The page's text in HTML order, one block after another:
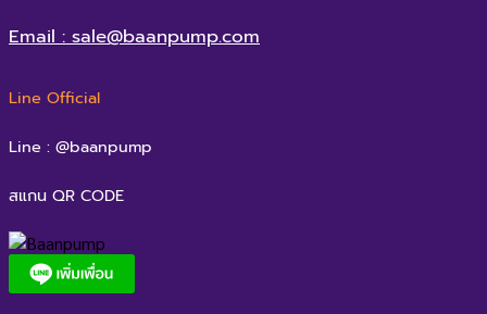
Email : sale@baanpump.com
Line Official
Line : @baanpump
สแกน QR CODE